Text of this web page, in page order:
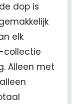
dop is
elk
collectie
Alleen met